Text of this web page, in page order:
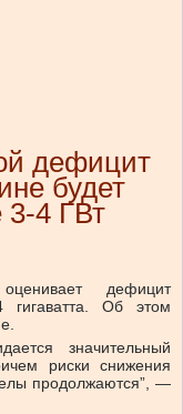
дефицит
будет
3-4 ГВт
дефицит
Об этом
значительный
риски снижения
продолжаются”, —